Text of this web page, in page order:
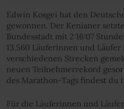
Edwin Kosgei hat den
gewonnen. Der Kenianer
Bundesstadt mit 2:16:07
13.560 Läuferinnen und
verschiedenen Strecken
neuen Teilnehmerrekord
des Marathon-Tags findest du
Für die Läuferinnen und